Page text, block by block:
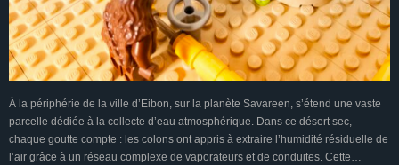
À la périphérie de la ville d’Eibon, sur la planète Savareen, s’étend une vaste
parcelle dédiée à la collecte d’eau atmosphérique. Dans ce désert sec,
chaque goutte compte : les colons ont appris à extraire l’humidité résiduelle de
l’air grâce à un réseau complexe de vaporateurs et de conduites. Cette…